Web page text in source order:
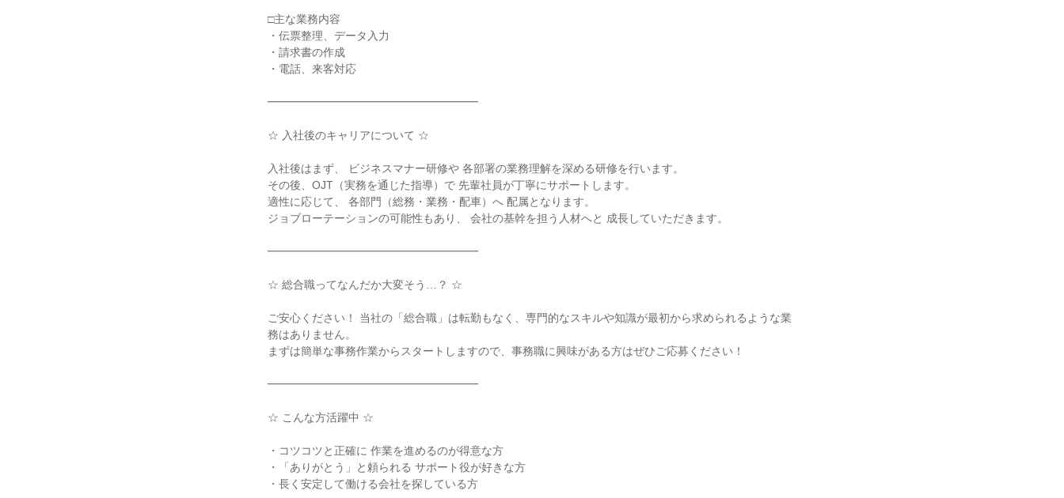
□主な業務内容
・伝票整理、データ入力
・請求書の作成
・電話、来客対応
━━━━━━━━━━━━━━━━━━━
☆ 入社後のキャリアについて ☆
入社後はまず、 ビジネスマナー研修や 各部署の業務理解を深める研修を行います。
その後、OJT（実務を通じた指導）で 先輩社員が丁寧にサポートします。
適性に応じて、 各部門（総務・業務・配車）へ 配属となります。
ジョブローテーションの可能性もあり、 会社の基幹を担う人材へと 成長していただきます。
━━━━━━━━━━━━━━━━━━━
☆ 総合職ってなんだか大変そう…？ ☆
ご安心ください！ 当社の「総合職」は転勤もなく、専門的なスキルや知識が最初から求められるような業
務はありません。
まずは簡単な事務作業からスタートしますので、事務職に興味がある方はぜひご応募ください！
━━━━━━━━━━━━━━━━━━━
☆ こんな方活躍中 ☆
・コツコツと正確に 作業を進めるのが得意な方
・「ありがとう」と頼られる サポート役が好きな方
・長く安定して働ける会社を探している方